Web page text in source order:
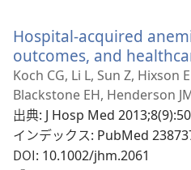
Hospital-acquired
outcomes, and
Koch CG, Li L, Sun Z, Hixson
Blackstone EH, Henderson
出典‎: J Hosp Med
インデックス‎: PubMed
DOI‎: 10.1002/jhm.2061